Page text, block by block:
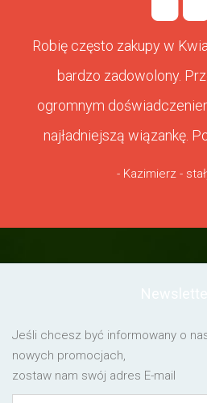
Robię często zakupy w
bardzo zadowolony.
ogromnym
najładniejszą wiązankę.
- Kazimierz -
Jeśli chcesz być informowany o
nowych promocjach,
zostaw nam swój adres E-mail